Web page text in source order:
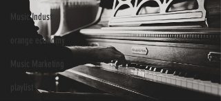
Music Industry
orange economy